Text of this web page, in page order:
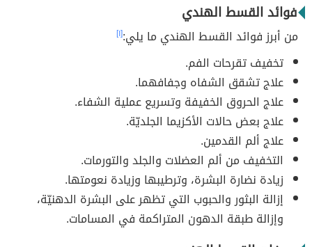
فوائد القسط الهندي
من أبرز فوائد القسط الهندي ما يلي:[١]
تخفيف تقرحات الفم.
علاج تشقق الشفاه وجفافهما.
علاج الحروق الخفيفة وتسريع عملية الشفاء.
علاج بعض حالات الأكزيما الجلديّة.
علاج ألم القدمين.
التخفيف من ألم العضلات والجلد والتورمات.
زيادة نضارة البشرة، وترطيبها وزيادة نعومتها.
إزالة البثور والحبوب التي تظهر على البشرة الدهنيّة،
وإزالة طبقة الدهون المتراكمة في المسامات.